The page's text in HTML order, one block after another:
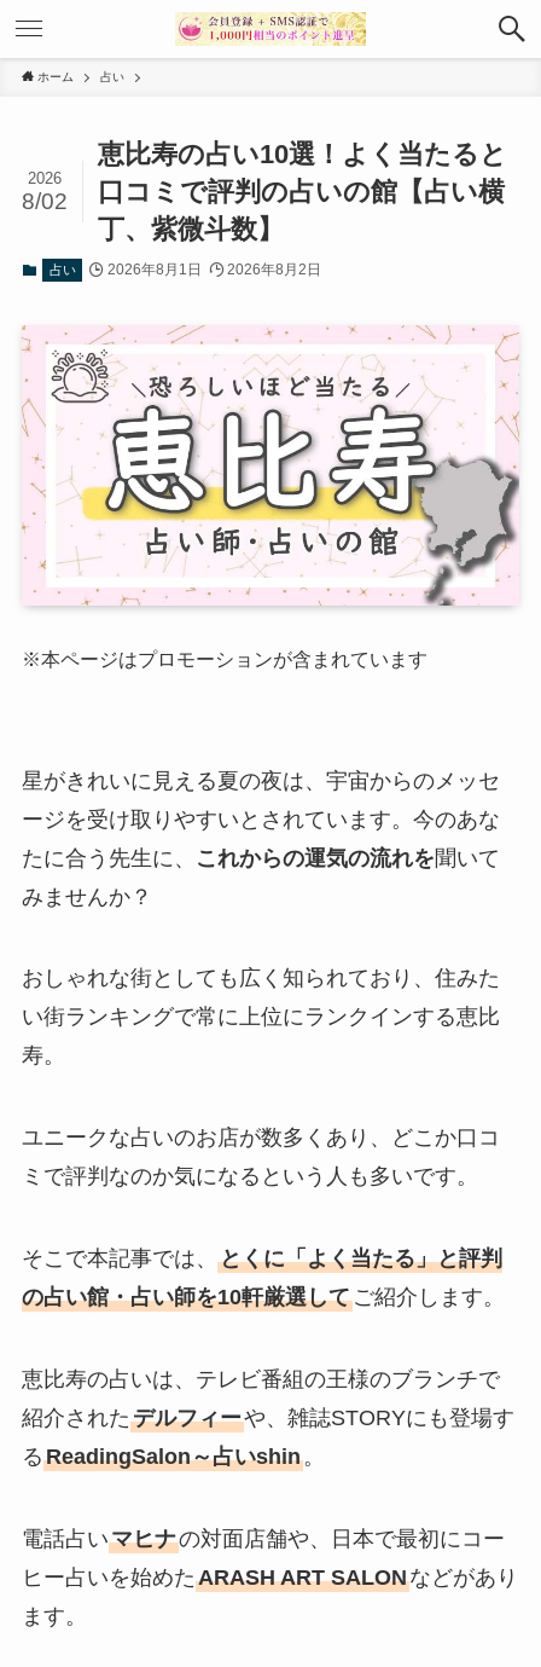
ホーム 占い
恵比寿の占い10選！よく当たると
口コミで評判の占いの館【占い横
丁、紫微斗数】
2026
8/02
占い 2026年8月1日 2026年8月2日
※本ページはプロモーションが含まれています
星がきれいに見える夏の夜は、宇宙からのメッセ
ージを受け取りやすいとされています。今のあな
たに合う先生に、
これからの運気の流れを聞いて
みませんか？
おしゃれな街としても広く知られており、住みた
い街ランキングで常に上位にランクインする恵比
寿。
ユニークな占いのお店が数多くあり、どこか口コ
ミで評判なのか気になるという人も多いです。
そこで本記事では、 とくに「よく当たる」と評判
の占い館・占い師を10軒厳選してご紹介します。
恵比寿の占いは、テレビ番組の王様のブランチで
紹介されたデルフィーや、雑誌STORYにも登場す
るReadingSalon～占いshin。
電話占いマヒナの対面店舗や、日本で最初にコー
ヒー占いを始めたARASH ART SALONなどがあり
ます。